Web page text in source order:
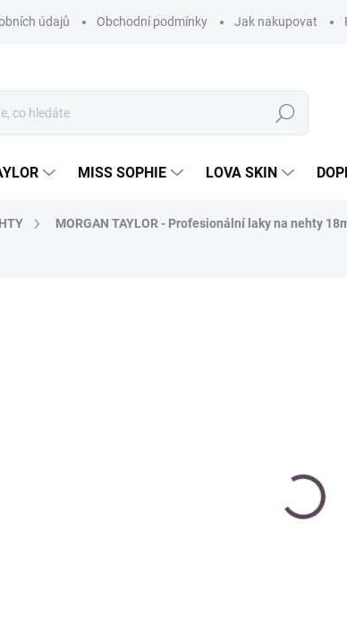
údajů Obchodní podmínky Jak nakupovat
Hledat
MISS SOPHIE LOVA SKIN
MORGAN TAYLOR - Profesionální laky na nehty